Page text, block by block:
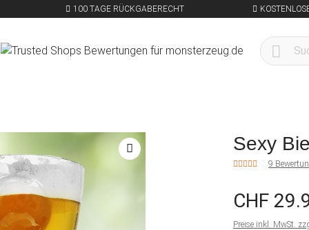
100 TAGE RÜCKGABERECHT
Sexy
9
CHF
Preise inkl. MwSt.